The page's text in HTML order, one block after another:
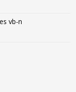
vb-n